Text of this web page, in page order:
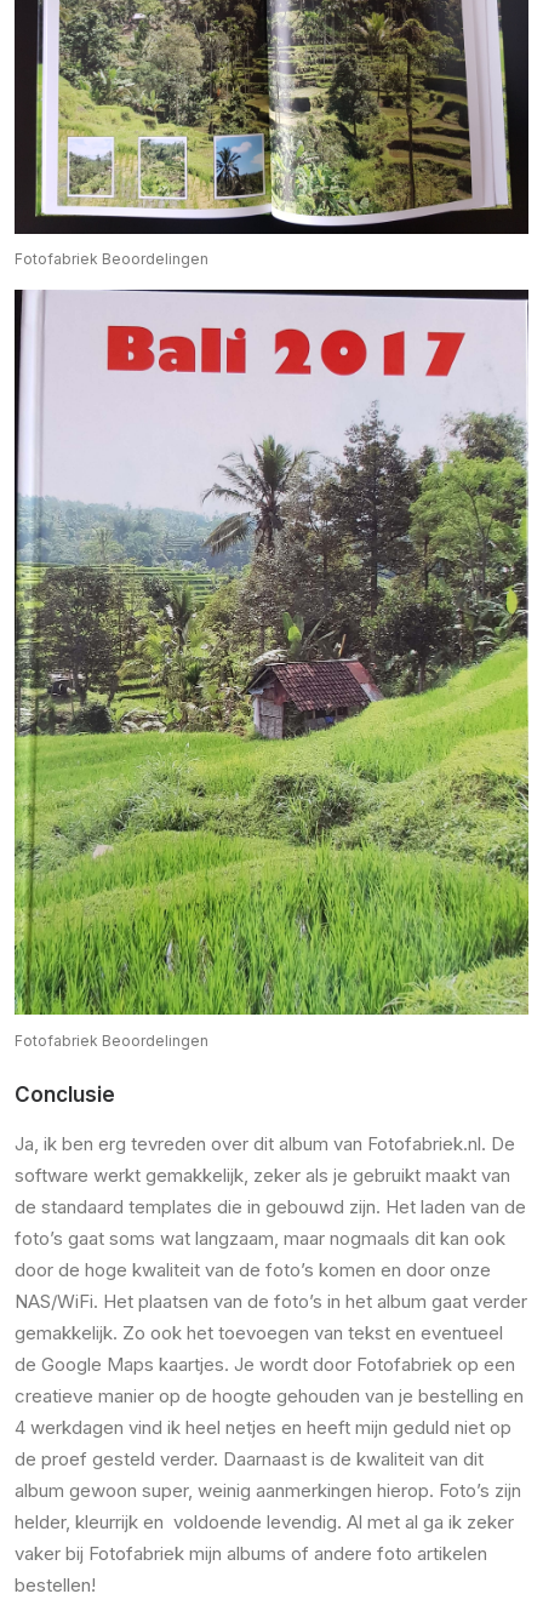
Fotofabriek Beoordelingen
Fotofabriek Beoordelingen
Conclusie
Ja, ik ben erg tevreden over dit album van Fotofabriek.nl. De
software werkt gemakkelijk, zeker als je gebruikt maakt van
de standaard templates die in gebouwd zijn. Het laden van de
foto’s gaat soms wat langzaam, maar nogmaals dit kan ook
door de hoge kwaliteit van de foto’s komen en door onze
NAS/WiFi. Het plaatsen van de foto’s in het album gaat verder
gemakkelijk. Zo ook het toevoegen van tekst en eventueel
de Google Maps kaartjes. Je wordt door Fotofabriek op een
creatieve manier op de hoogte gehouden van je bestelling en
4 werkdagen vind ik heel netjes en heeft mijn geduld niet op
de proef gesteld verder. Daarnaast is de kwaliteit van dit
album gewoon super, weinig aanmerkingen hierop. Foto’s zijn
helder, kleurrijk en voldoende levendig. Al met al ga ik zeker
vaker bij Fotofabriek mijn albums of andere foto artikelen
bestellen!